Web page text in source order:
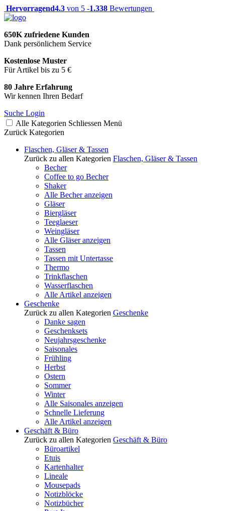
Hervorragend4.3 von 5 -1.338 Bewertungen
650K zufriedene Kunden
Dank persönlichem Service
Kostenlose Muster
Für Artikel bis zu 5 €
80 Jahre Erfahrung
Wir kennen Ihren Bedarf
Suche Login
Alle Kategorien Schliessen Menü
Zurück Kategorien
Flaschen, Gläser & Tassen
Zurück zu allen Kategorien Flaschen, Gläser & Tassen
Becher
Coffee to go Becher
Shaker
Alle Becher anzeigen
Gläser
Biergläser
Teeglaeser
Weingläser
Alle Gläser anzeigen
Tassen
Tassen mit Untertasse
Thermo
Trinkflaschen
Wasserflaschen
Alle Artikel anzeigen
Geschenke
Zurück zu allen Kategorien Geschenke
Danke sagen
Geschenksets
Neujahrsgeschenke
Saisonales
Frühling
Herbst
Ostern
Sommer
Winter
Alle Saisonales anzeigen
Schnelle Lieferung
Alle Artikel anzeigen
Geschäft & Büro
Zurück zu allen Kategorien Geschäft & Büro
Büroartikel
Etuis
Kartenhalter
Lineale
Mousepads
Notizblöcke
Notizbücher